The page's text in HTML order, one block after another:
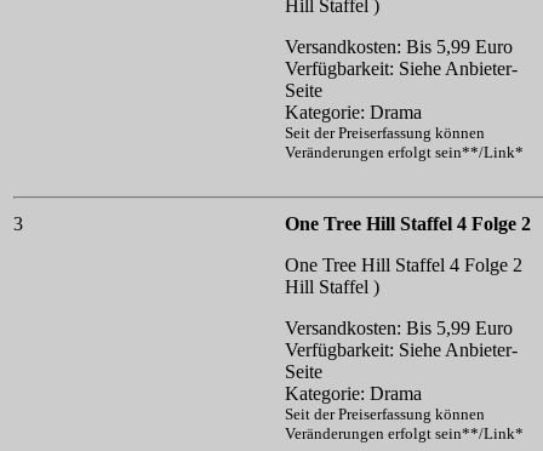
Hill Staffel )
Versandkosten: Bis 5,99 Euro
Verfügbarkeit: Siehe Anbieter-
Seite
Kategorie: Drama
Seit der Preiserfassung können
Veränderungen erfolgt sein**/Link*
3
One Tree Hill Staffel 4 Folge 2
One Tree Hill Staffel 4 Folge 2
Hill Staffel )
Versandkosten: Bis 5,99 Euro
Verfügbarkeit: Siehe Anbieter-
Seite
Kategorie: Drama
Seit der Preiserfassung können
Veränderungen erfolgt sein**/Link*